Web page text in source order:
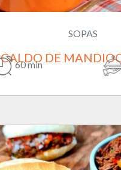
SOPAS
CALDO DE
60 min